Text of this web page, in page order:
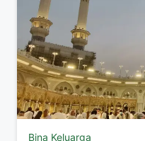
Bina Keluarga